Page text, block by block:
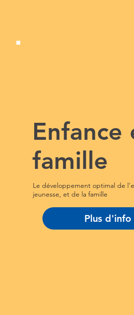
Enfance
famille
Le développement optimal de
jeunesse, et de la famille
Plus d'info